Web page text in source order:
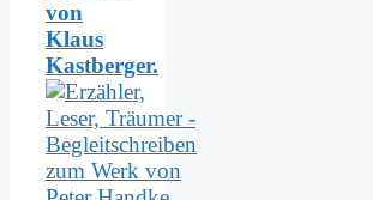
von
Klaus
Kastberger.